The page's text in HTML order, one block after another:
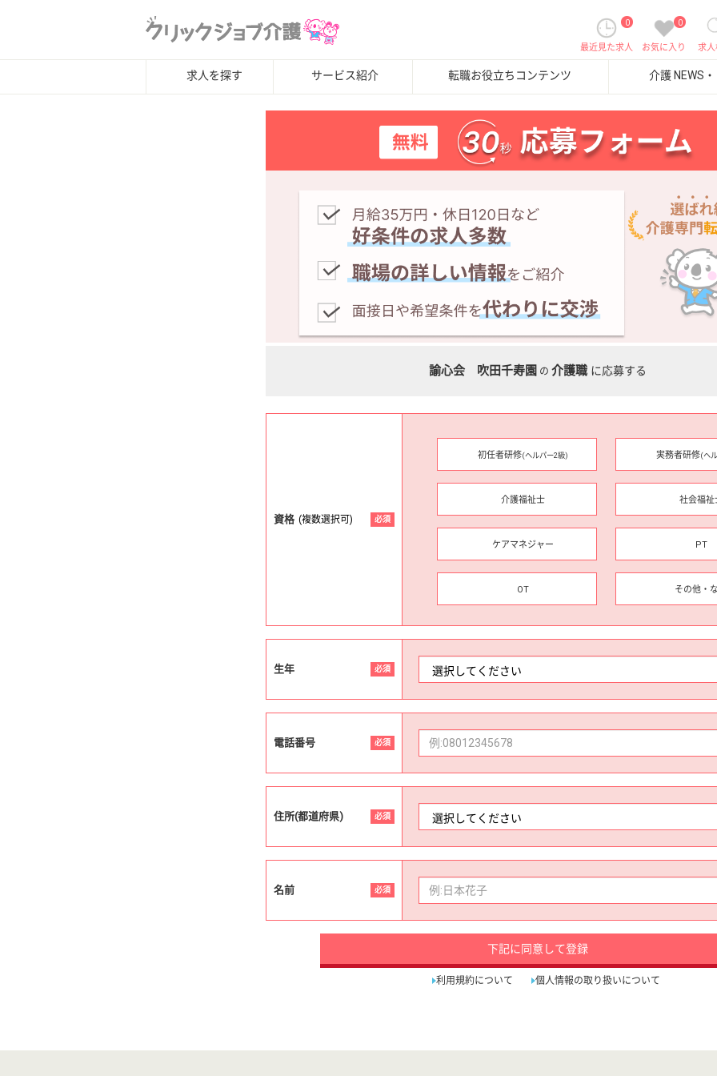
求
0
お気に入り
0
最近見た求人
求人を探す サービス紹介 転職お役立ちコンテンツ 介護 NEWS
諭心会 吹田千寿園 の 介護職 に応募する
資格 (複数選択可) 必須
初任者研修(ヘルパー2級) 実務者研修(ヘ
介護福祉士 社会福祉
ケアマネジャー PT
OT その他・
生年 必須
電話番号 必須
住所(都道府県) 必須
名前 必須
下記に同意して登録
利用規約について 個人情報の取り扱いについて